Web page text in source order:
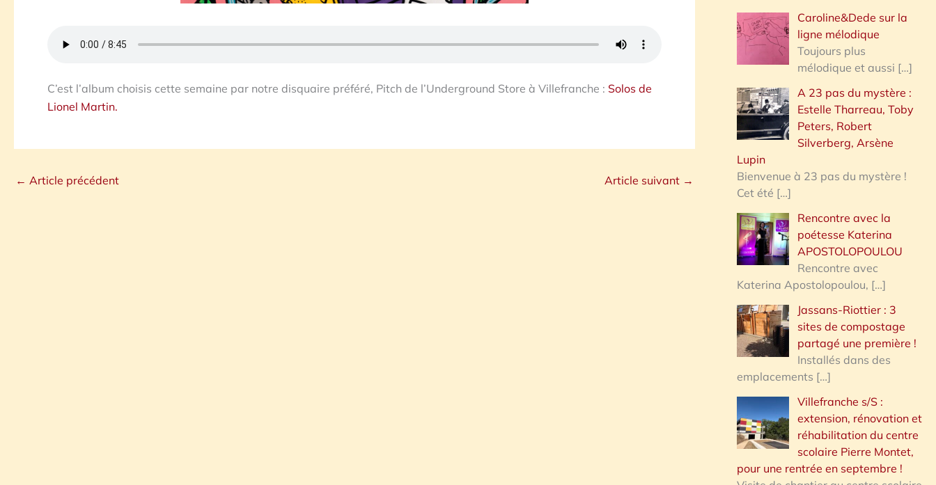
C’est l’album choisis cette semaine par notre disquaire préféré, Pitch de l’Underground Store à Villefranche : Solos de
Lionel Martin.
← Article précédent Article suivant →
Caroline&Dede sur la
ligne mélodique
Toujours plus
mélodique et aussi […]
A 23 pas du mystère :
Estelle Tharreau, Toby
Peters, Robert
Silverberg, Arsène
Lupin
Bienvenue à 23 pas du mystère !
Cet été […]
Rencontre avec la
poétesse Katerina
APOSTOLOPOULOU
Rencontre avec
Katerina Apostolopoulou, […]
Jassans-Riottier : 3
sites de compostage
partagé une première !
Installés dans des
emplacements […]
Villefranche s/S :
extension, rénovation et
réhabilitation du centre
scolaire Pierre Montet,
pour une rentrée en septembre !